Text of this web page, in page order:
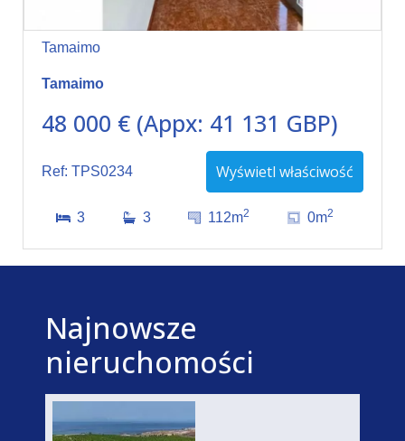
Tamaimo
Tamaimo
48 000 € (Appx: 41 131 GBP)
Ref: TPS0234 Wyświetl właściwość
3 3 112m2 0m2
Najnowsze
nieruchomości